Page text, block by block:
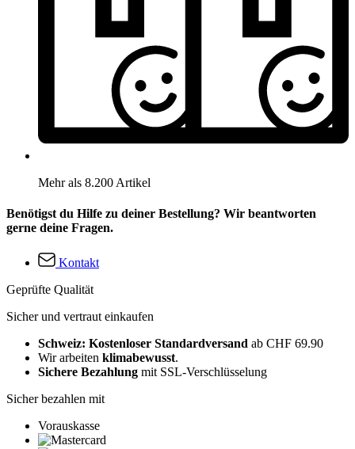
Mehr als 8.200 Artikel
Benötigst du Hilfe zu deiner Bestellung? Wir beantworten
gerne deine Fragen.
Kontakt
Geprüfte Qualität
Sicher und vertraut einkaufen
Schweiz: Kostenloser Standardversand ab CHF 69.90
Wir arbeiten klimabewusst.
Sichere Bezahlung mit SSL-Verschlüsselung
Sicher bezahlen mit
Vorauskasse